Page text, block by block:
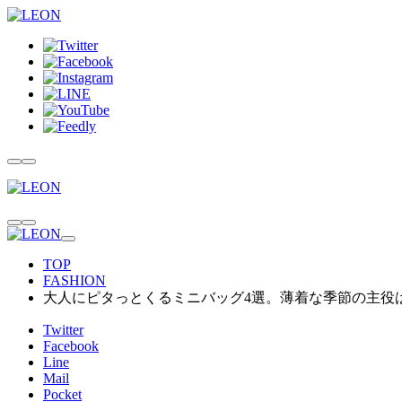
TOP
FASHION
大人にピタっとくるミニバッグ4選。薄着な季節の主役
Twitter
Facebook
Line
Mail
Pocket